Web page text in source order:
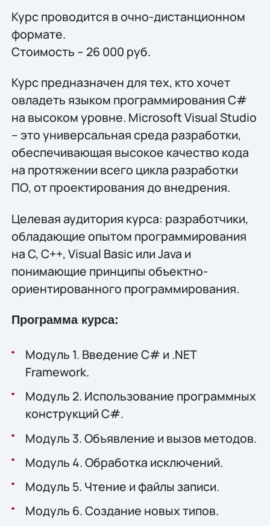
Курс проводится в очно-дистанционном
формате.
Стоимость – 26 000 руб.
Курс предназначен для тех, кто хочет
овладеть языком программирования C#
на высоком уровне. Microsoft Visual Studio
– это универсальная среда разработки,
обеспечивающая высокое качество кода
на протяжении всего цикла разработки
ПО, от проектирования до внедрения.
Целевая аудитория курса: разработчики,
обладающие опытом программирования
на C, C++, Visual Basic или Java и
понимающие принципы объектно-
ориентированного программирования.
Программа курса:
Модуль 1. Введение C# и .NET
Framework.
Модуль 2. Использование программных
конструкций C#.
Модуль 3. Объявление и вызов методов.
Модуль 4. Обработка исключений.
Модуль 5. Чтение и файлы записи.
Модуль 6. Создание новых типов.